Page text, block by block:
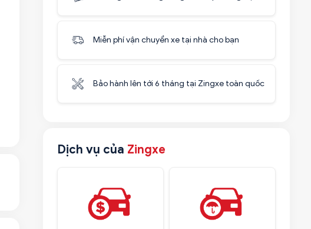
Miễn phí vận chuyển xe tại nhà cho bạn
Bảo hành lên tới 6 tháng tại Zingxe toàn quốc
Dịch vụ của Zingxe